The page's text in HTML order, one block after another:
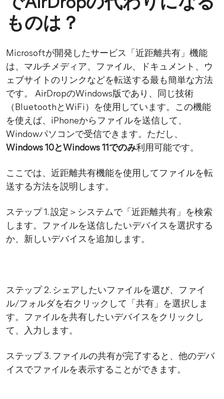
ものは？
Microsoftが開発したサービス「近距離共有」機能
は、マルチメディア、ファイル、ドキュメント、ウ
ェブサイトのリンクなどを転送する最も簡単な方法
です。 AirDropのWindows版であり、同じ技術
（BluetoothとWiFi）を使用しています。この機能
を使えば、iPhoneからファイルを送信して、
Windowパソコンで受信できます。ただし、
Windows 10とWindows 11でのみ利用可能です。
ここでは、近距離共有機能を使用してファイルを転
送する方法を説明します。
ステップ 1. 設定＞システムで「近距離共有」を検索
します。ファイルを送信したいデバイスを選択する
か、新しいデバイスを追加します。
ステップ 2. シェアしたいファイルを選び、ファイ
ル/フォルダを右クリックして「共有」を選択しま
す。ファイルを共有したいデバイスをクリックし
て、入力します。
ステップ 3. ファイルの共有が完了すると、他のデバ
イスでファイルを表示することができます。